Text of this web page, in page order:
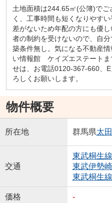
土地面積は244.65㎡(公簿)で
く、工事時間も短くなりやす
差がないため年配の方にも優
者の制約を受けないので、自
築条件無し。気になる不動産
い情報館 ケイズエステートま
せは、お電話0120-367-660、
ろしくお願いします。
物件概要
所在地 群馬県太
交通
東武桐生線
東武伊勢
東武桐生線
価格 -